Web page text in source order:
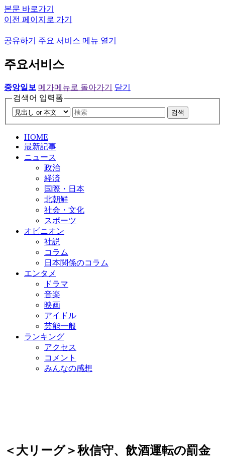
본문 바로가기
이전 페이지로 가기
공유하기 주요 서비스 메뉴 열기
주요서비스
중앙일보 메가메뉴로 돌아가기
닫기
검색어 입력폼
검색
HOME
最新記事
ニュース
政治
経済
国際・日本
北朝鮮
社会・文化
スポーツ
オピニオン
社説
コラム
日本関係のコラム
エンタメ
ドラマ
音楽
映画
アイドル
芸能一般
ランキング
アクセス
コメント
みんなの感想
＜大リーグ＞秋信守、飲酒運転の罰金